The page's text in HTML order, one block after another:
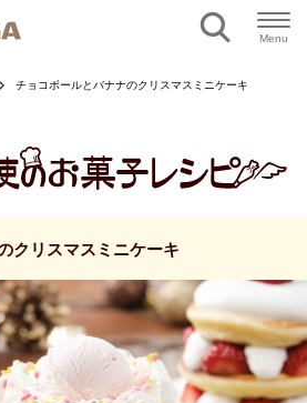
Menu
チョコボールとバナナのクリスマスミニケーキ
クリスマスミニケーキ